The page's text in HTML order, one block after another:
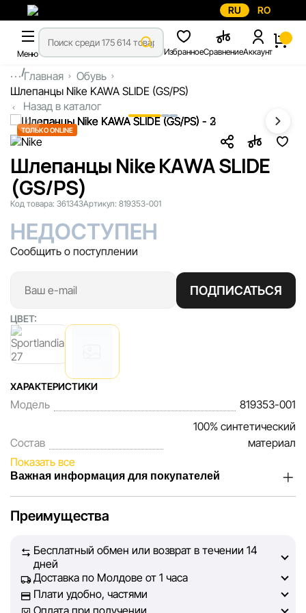
RU RO
Меню ИзбранноеСравнениеАккаунт
...Главная
Обувь
Шлепанцы Nike KAWA SLIDE (GS/PS)
Назад в каталог
ТОЛЬКО ONLINE
Шлепанцы Nike KAWA SLIDE
(GS/PS)
Код товара: 361343Артикул: 819353-001
НЕДОСТУПЕН
Сообщить о поступлении
ПОДПИСАТЬСЯ
ЦВЕТ:
ХАРАКТЕРИСТИКИ
Модель 819353-001
Состав
100% синтетический
материал
Показать все
Важная информация для покупателей
наших покупателей. Каждый день мы работаем над тем,
на сайте, была максимально полной, объективной и
актуальной. Наша цель — обеспечить вас достоверной
информацией, чтобы вы смогли принять лучшее
решение о покупке.
Преимущества
Бесплатный обмен или возврат в течении 14
дней
Доставка по Молдове от 1 часа
Плати удобно, частями